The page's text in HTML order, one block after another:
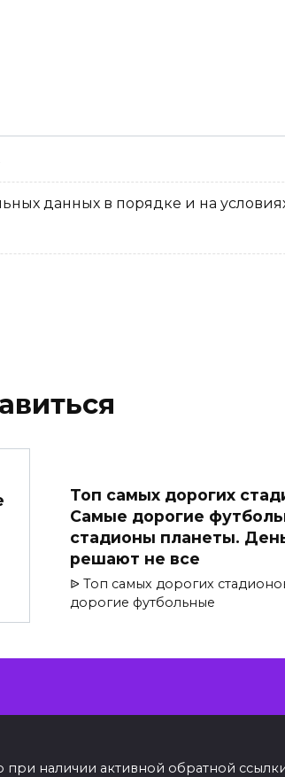
данных в порядке и на
Топ самых дорогих
Самые дорогие
стадионы планеты.
решают не все
ᐉ Топ самых дорогих
дорогие футбольные
наличии активной обратной